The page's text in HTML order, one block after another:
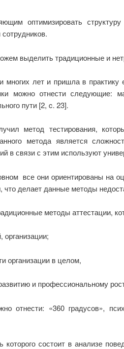
оптимизировать
выделить традиционные и
лет и пришла в
можно отнести следующие:
пути [2, c. 23].
метод тестирования,
метода является
в связи с этим используют
все они ориентированы на
что делает данные методы
методы аттестации,
организации;
организации в целом,
и профессиональному
отнести: «360 градусов»,
состоит в анализе